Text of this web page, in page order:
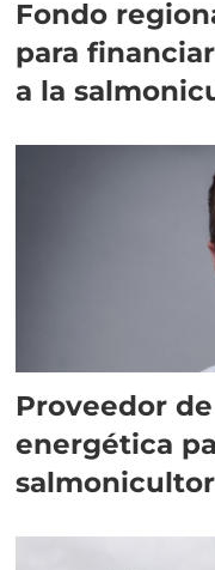
Fondo
para
a la
Proveedor
energética